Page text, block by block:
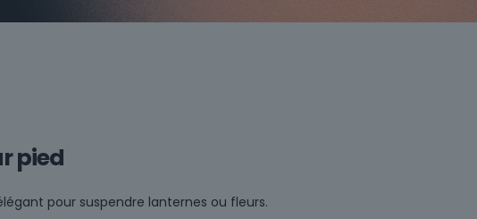
pied
pour suspendre lanternes ou fleurs.